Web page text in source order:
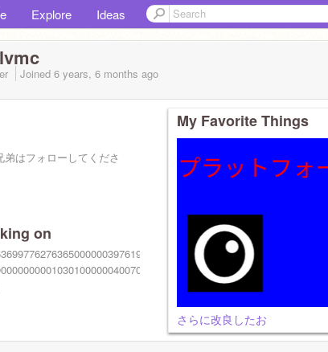
Explore Ideas
Joined 6 years, 6 months ago
弟はフォローしてくださ
on
（１）
My Favorite Things
さらに改良したお